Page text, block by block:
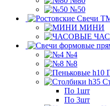
№50
МИНИ
№4
№8
По 1шт
По 3шт